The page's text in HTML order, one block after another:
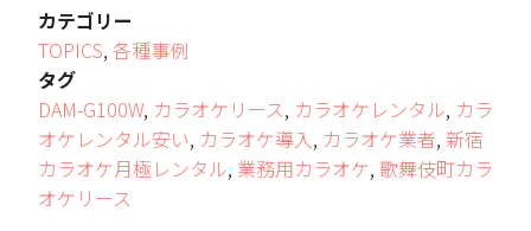
カテゴリー
TOPICS, 各種事例
タグ
DAM-G100W, カラオケリース, カラオケレンタル, カラ
オケレンタル安い, カラオケ導入, カラオケ業者, 新宿
カラオケ月極レンタル, 業務用カラオケ, 歌舞伎町カラ
オケリース